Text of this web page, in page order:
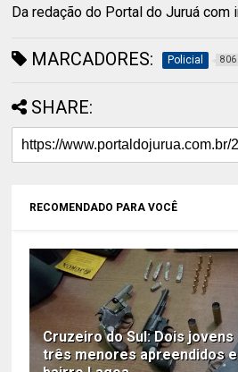
Da redação do Portal do Juruá com
MARCADORES: Policial 806
SHARE:
RECOMENDADO PARA VOCÊ
Cruzeiro do Sul: Dois
três menores apreendidos